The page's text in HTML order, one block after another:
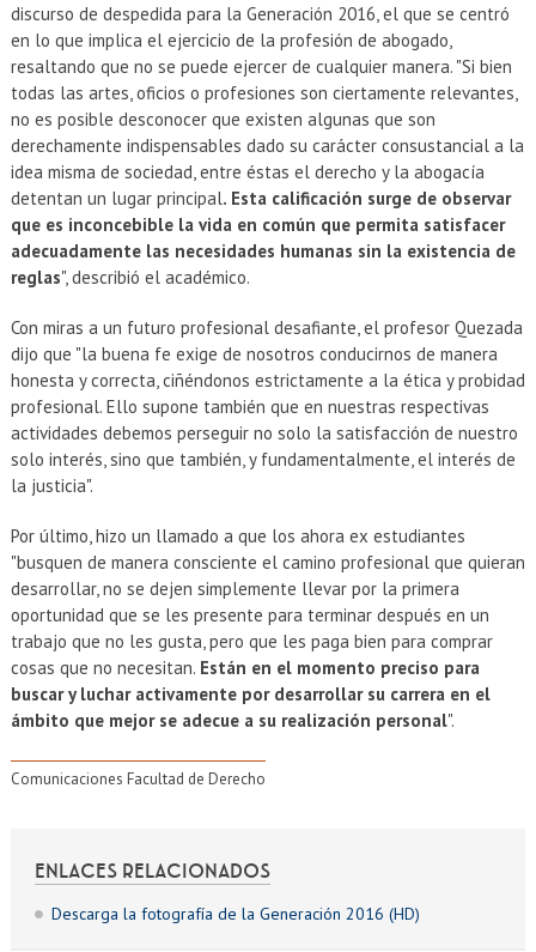
ENLACES RELACIONADOS
Descarga la fotografía de la Generación 2016 (HD)
discurso de despedida para la Generación 2016, el que se centró
en lo que implica el ejercicio de la profesión de abogado,
resaltando que no se puede ejercer de cualquier manera. "Si bien
todas las artes, oficios o profesiones son ciertamente relevantes,
no es posible desconocer que existen algunas que son
derechamente indispensables dado su carácter consustancial a la
idea misma de sociedad, entre éstas el derecho y la abogacía
detentan un lugar principal. Esta calificación surge de observar
que es inconcebible la vida en común que permita satisfacer
adecuadamente las necesidades humanas sin la existencia de
reglas", describió el académico.
Con miras a un futuro profesional desafiante, el profesor Quezada
dijo que "la buena fe exige de nosotros conducirnos de manera
honesta y correcta, ciñéndonos estrictamente a la ética y probidad
profesional. Ello supone también que en nuestras respectivas
actividades debemos perseguir no solo la satisfacción de nuestro
solo interés, sino que también, y fundamentalmente, el interés de
la justicia".
Por último, hizo un llamado a que los ahora ex estudiantes
"busquen de manera consciente el camino profesional que quieran
desarrollar, no se dejen simplemente llevar por la primera
oportunidad que se les presente para terminar después en un
trabajo que no les gusta, pero que les paga bien para comprar
cosas que no necesitan. Están en el momento preciso para
buscar y luchar activamente por desarrollar su carrera en el
ámbito que mejor se adecue a su realización personal".
Comunicaciones Facultad de Derecho